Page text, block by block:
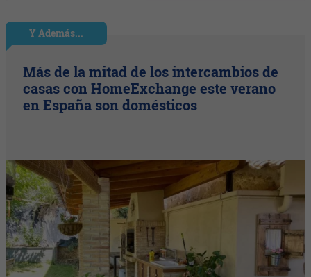
Y Además...
Más de la mitad de los intercambios de
casas con HomeExchange este verano
en España son domésticos